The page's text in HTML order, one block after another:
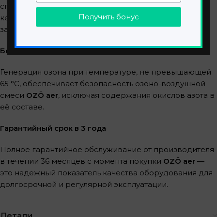
Получить бонус
сплава, позволяетOZŌ aerизбежать использование
керамических пластин, требующих регулярной
замены.
Безопасность
Генерация озона при температуре, не превышающей
65 °C, обеспечивает безопасность озоно-воздушной
смеси OZŌ aer, исключая содержания окислов азота в
её составе.
Гарантийный срок в 3 года
Полное гарантийное обслуживание от производителя
в течении 36 месяцев с момента покупки OZŌ aer —
это надежный показатель качества оборудования для
долгосрочной и регулярной эксплуатации.